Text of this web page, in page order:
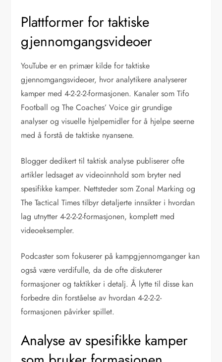
Plattformer for taktiske
gjennomgangsvideoer
YouTube er en primær kilde for taktiske
gjennomgangsvideoer, hvor analytikere analyserer
kamper med 4-2-2-2-formasjonen. Kanaler som Tifo
Football og The Coaches’ Voice gir grundige
analyser og visuelle hjelpemidler for å hjelpe seerne
med å forstå de taktiske nyansene.
Blogger dedikert til taktisk analyse publiserer ofte
artikler ledsaget av videoinnhold som bryter ned
spesifikke kamper. Nettsteder som Zonal Marking og
The Tactical Times tilbyr detaljerte innsikter i hvordan
lag utnytter 4-2-2-2-formasjonen, komplett med
videoeksempler.
Podcaster som fokuserer på kampgjennomganger kan
også være verdifulle, da de ofte diskuterer
formasjoner og taktikker i detalj. Å lytte til disse kan
forbedre din forståelse av hvordan 4-2-2-2-
formasjonen påvirker spillet.
Analyse av spesifikke kamper